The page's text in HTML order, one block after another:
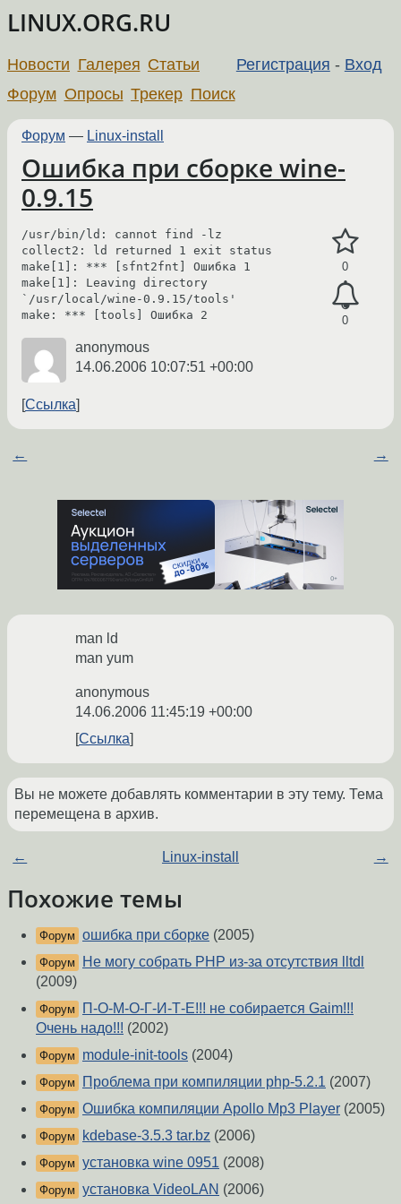
LINUX.ORG.RU
Регистрация - Вход
Новости Галерея Статьи
Форум Опросы Трекер Поиск
Форум — Linux-install
Ошибка при сборке wine-
0.9.15
0
0
/usr/bin/ld: cannot find -lz
collect2: ld returned 1 exit status
make[1]: *** [sfnt2fnt] Ошибка 1
make[1]: Leaving directory
`/usr/local/wine-0.9.15/tools'
anonymous
14.06.2006 10:07:51 +00:00
Ссылка
← →
man ld
man yum
anonymous
14.06.2006 11:45:19 +00:00
Ссылка
Вы не можете добавлять комментарии в эту тему. Тема
перемещена в архив.
← Linux-install →
Похожие темы
Форум ошибка при сборке (2005)
Форум
Не могу собрать PHP из-за отсутствия lltdl
(2009)
Форум
П-О-М-О-Г-И-Т-Е!!! не собирается Gaim!!!
Очень надо!!! (2002)
Форум module-init-tools (2004)
Форум Проблема при компиляции php-5.2.1 (2007)
Форум Ошибка компиляции Apollo Mp3 Player (2005)
Форум kdebase-3.5.3 tar.bz (2006)
Форум установка wine 0951 (2008)
Форум установка VideoLAN (2006)